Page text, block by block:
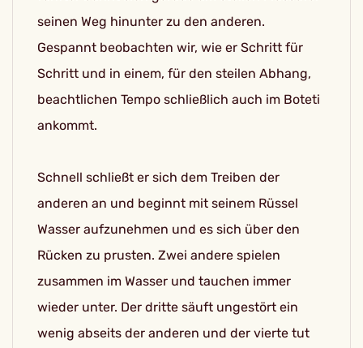
seinen Weg hinunter zu den anderen.
Gespannt beobachten wir, wie er Schritt für
Schritt und in einem, für den steilen Abhang,
beachtlichen Tempo schließlich auch im Boteti
ankommt.
Schnell schließt er sich dem Treiben der
anderen an und beginnt mit seinem Rüssel
Wasser aufzunehmen und es sich über den
Rücken zu prusten. Zwei andere spielen
zusammen im Wasser und tauchen immer
wieder unter. Der dritte säuft ungestört ein
wenig abseits der anderen und der vierte tut